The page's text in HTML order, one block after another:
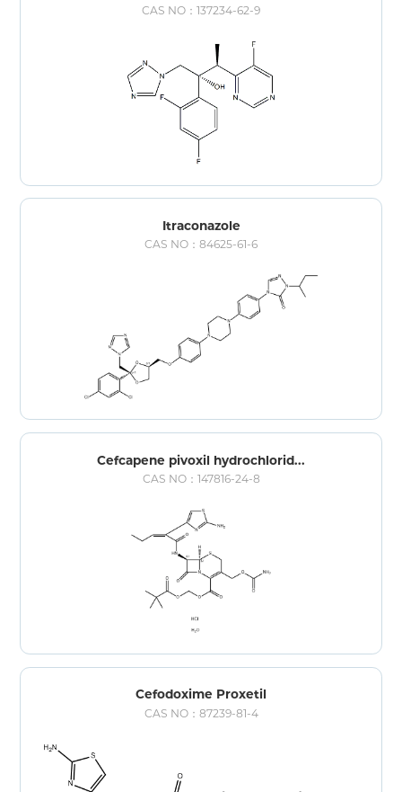
CAS NO：137234-62-9
Itraconazole
CAS NO：84625-61-6
Cefcapene pivoxil hydrochlorid...
CAS NO：147816-24-8
Cefodoxime Proxetil
CAS NO：87239-81-4